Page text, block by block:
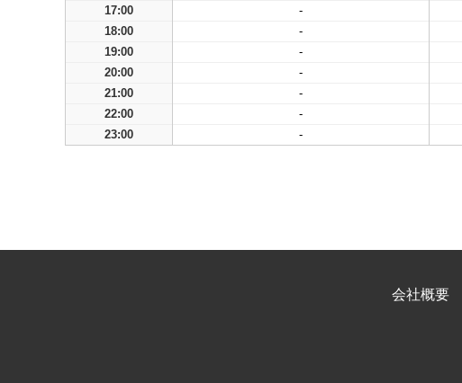
17:00
-
18:00
-
19:00
-
20:00
-
21:00
-
22:00
-
23:00
-
会社概要